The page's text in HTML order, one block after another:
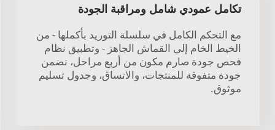
تكامل عمودي شامل ومراقبة الجودة
مع التحكم الكامل في سلسلة التوريد بأكملها - من
الخيط الخام إلى القماش الجاهز - وتطبيق نظام
فحص جودة صارم مكون من أربع مراحل، نضمن
جودة متفوقة للمنتجات، والاتساق، وجدول تسليم
موثوق.